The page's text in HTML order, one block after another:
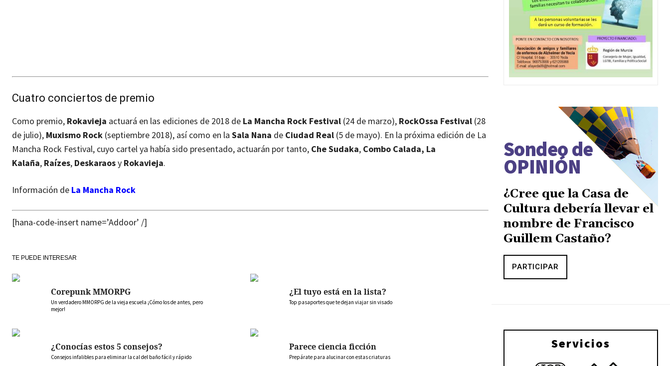
Cuatro conciertos de premio
Como premio, Rokavieja actuará en las ediciones de 2018 de La Mancha Rock Festival (24 de marzo), RockOssa Festival (28
de julio), Muxismo Rock (septiembre 2018), así como en la Sala Nana de Ciudad Real (5 de mayo). En la próxima edición de La
Mancha Rock Festival, cuyo cartel ya había sido presentado, actuarán por tanto, Che Sudaka, Combo Calada, La
Kalaña, Raízes, Deskaraosy Rokavieja.
Información de La Mancha Rock
[hana-code-insert name=’Addoor’ /]
TE PUEDE INTERESAR
Corepunk MMORPG
Un verdadero MMORPG de la vieja escuela ¡Cómo los de antes, pero
mejor!
¿El tuyo está en la lista?
Top pasaportes que te dejan viajar sin visado
¿Conocías estos 5 consejos?
Consejos infalibles para eliminar la cal del baño fácil y rápido
Parece ciencia ficción
Prepárate para alucinar con estas criaturas
Sondeo de
OPINIÓN
¿Cree que la Casa de
Cultura debería llevar el
nombre de Francisco
Guillem Castaño?
PARTICIPAR
Servicios